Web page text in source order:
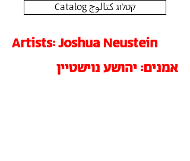
Catalog קטלוג كتالوج
Artists: Joshua Neustein
אמנים: יהושע נוישטיין